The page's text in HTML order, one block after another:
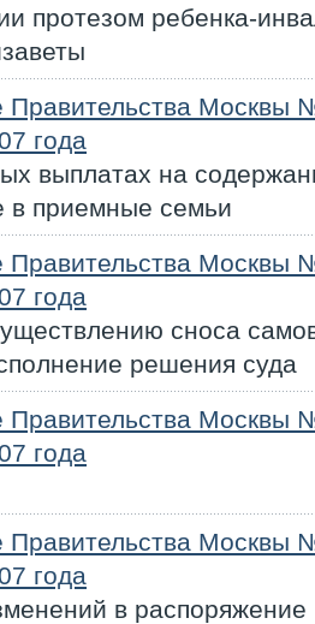
протезом ребенка-
Правительства Москвы
года
выплатах на
в приемные семьи
Правительства Москвы
года
сноса
решения суда
Правительства Москвы
года
Правительства Москвы
года
в